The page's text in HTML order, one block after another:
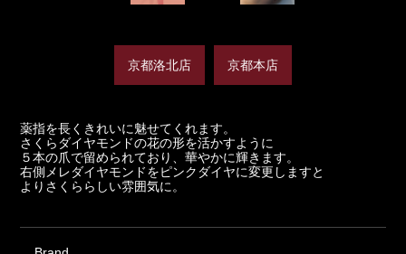
京都洛北店 京都本店
薬指を長くきれいに魅せてくれます。
さくらダイヤモンドの花の形を活かすように
５本の爪で留められており、華やかに輝きます。
右側メレダイヤモンドをピンクダイヤに変更しますと
よりさくららしい雰囲気に。